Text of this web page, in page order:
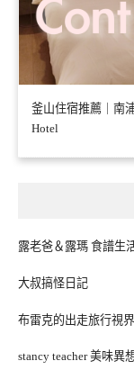
釜山住宿推薦｜南
Hotel
露老爸＆露瑪 食譜生
大叔搞怪日記
布雷克的出走旅行視界
stancy teacher 美味異